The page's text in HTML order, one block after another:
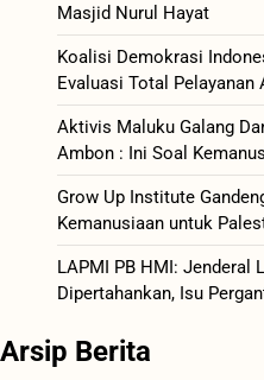
Masjid Nurul Hayat
Koalisi Demokrasi
Evaluasi Total
Aktivis Maluku Galang
Ambon : Ini Soal
Grow Up Institute
Kemanusiaan untuk
LAPMI PB HMI: Jenderal
Dipertahankan, Isu
Arsip Berita